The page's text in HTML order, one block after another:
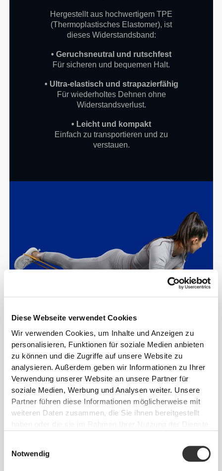
Diese Webseite verwendet Cookies
Wir verwenden Cookies, um Inhalte und Anzeigen zu
personalisieren, Funktionen für soziale Medien anbieten
zu können und die Zugriffe auf unsere Website zu
analysieren. Außerdem geben wir Informationen zu Ihrer
Verwendung unserer Website an unsere Partner für
soziale Medien, Werbung und Analysen weiter. Unsere
Partner führen diese Informationen möglicherweise mit
weiteren Daten zusammen, die Sie ihnen bereitgestellt
Notwendig
Hergestellt aus hochwertigem TPE
(Thermoplastisches Elastomer), ist
dieses Widerstandsband:
• Geruchsneutral und rutschfest
Für sicheren und bequemen Halt.
• Ultra-elastisch und strapazierfähig
Für wiederholtes Dehnen ohne
Widerstandsverlust.
• Leicht und kompakt
Einfach zu transportieren und zu
verstauen.
Fünf
Widerstandsstufen: